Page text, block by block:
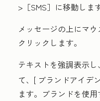
>［SMS］ に移動しま
メッセージの上にマウ
クリックします。
テキストを強調表示し、
て、[ ブランドアイデ
ます。ブランドを使